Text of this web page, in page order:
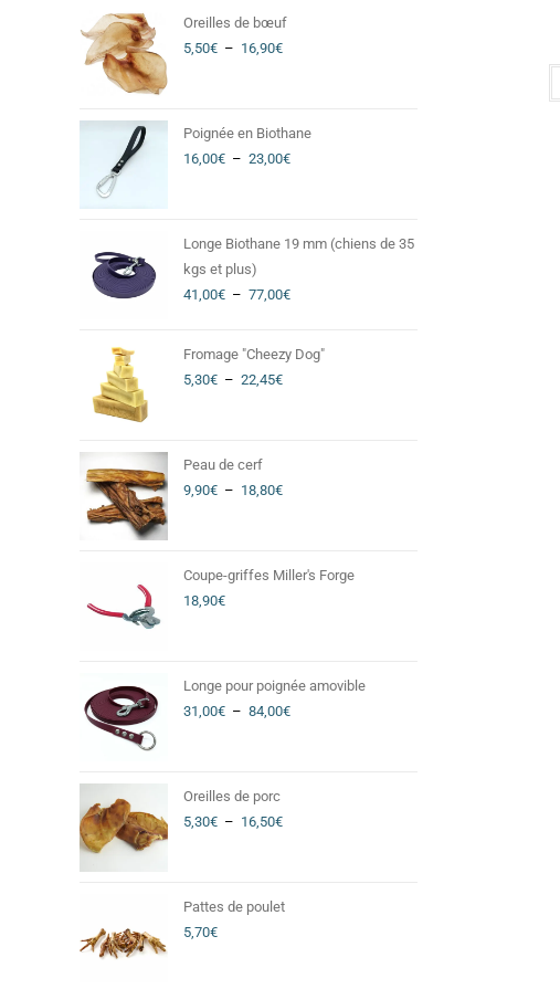
Oreilles de bœuf
5,50€ – 16,90€
Poignée en Biothane
16,00€ – 23,00€
Longe Biothane 19 mm (chiens de 35
kgs et plus)
41,00€ – 77,00€
Fromage "Cheezy Dog"
5,30€ – 22,45€
Peau de cerf
9,90€ – 18,80€
Coupe-griffes Miller's Forge
18,90€
Longe pour poignée amovible
31,00€ – 84,00€
Oreilles de porc
5,30€ – 16,50€
Pattes de poulet
5,70€